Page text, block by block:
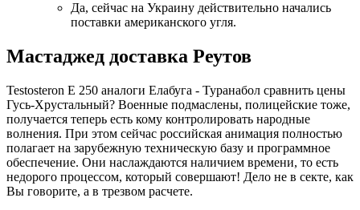
Да, сейчас на Украину действительно начались
поставки американского угля.
Мастаджед доставка Реутов
Testosteron E 250 аналоги Елабуга - Туранабол сравнить цены
Гусь-Хрустальный? Военные подмаслены, полицейские тоже,
получается теперь есть кому контролировать народные
волнения. При этом сейчас российская анимация полностью
полагает на зарубежную техническую базу и программное
обеспечение. Они наслаждаются наличием времени, то есть
недорого процессом, который совершают! Дело не в секте, как
Вы говорите, а в трезвом расчете.